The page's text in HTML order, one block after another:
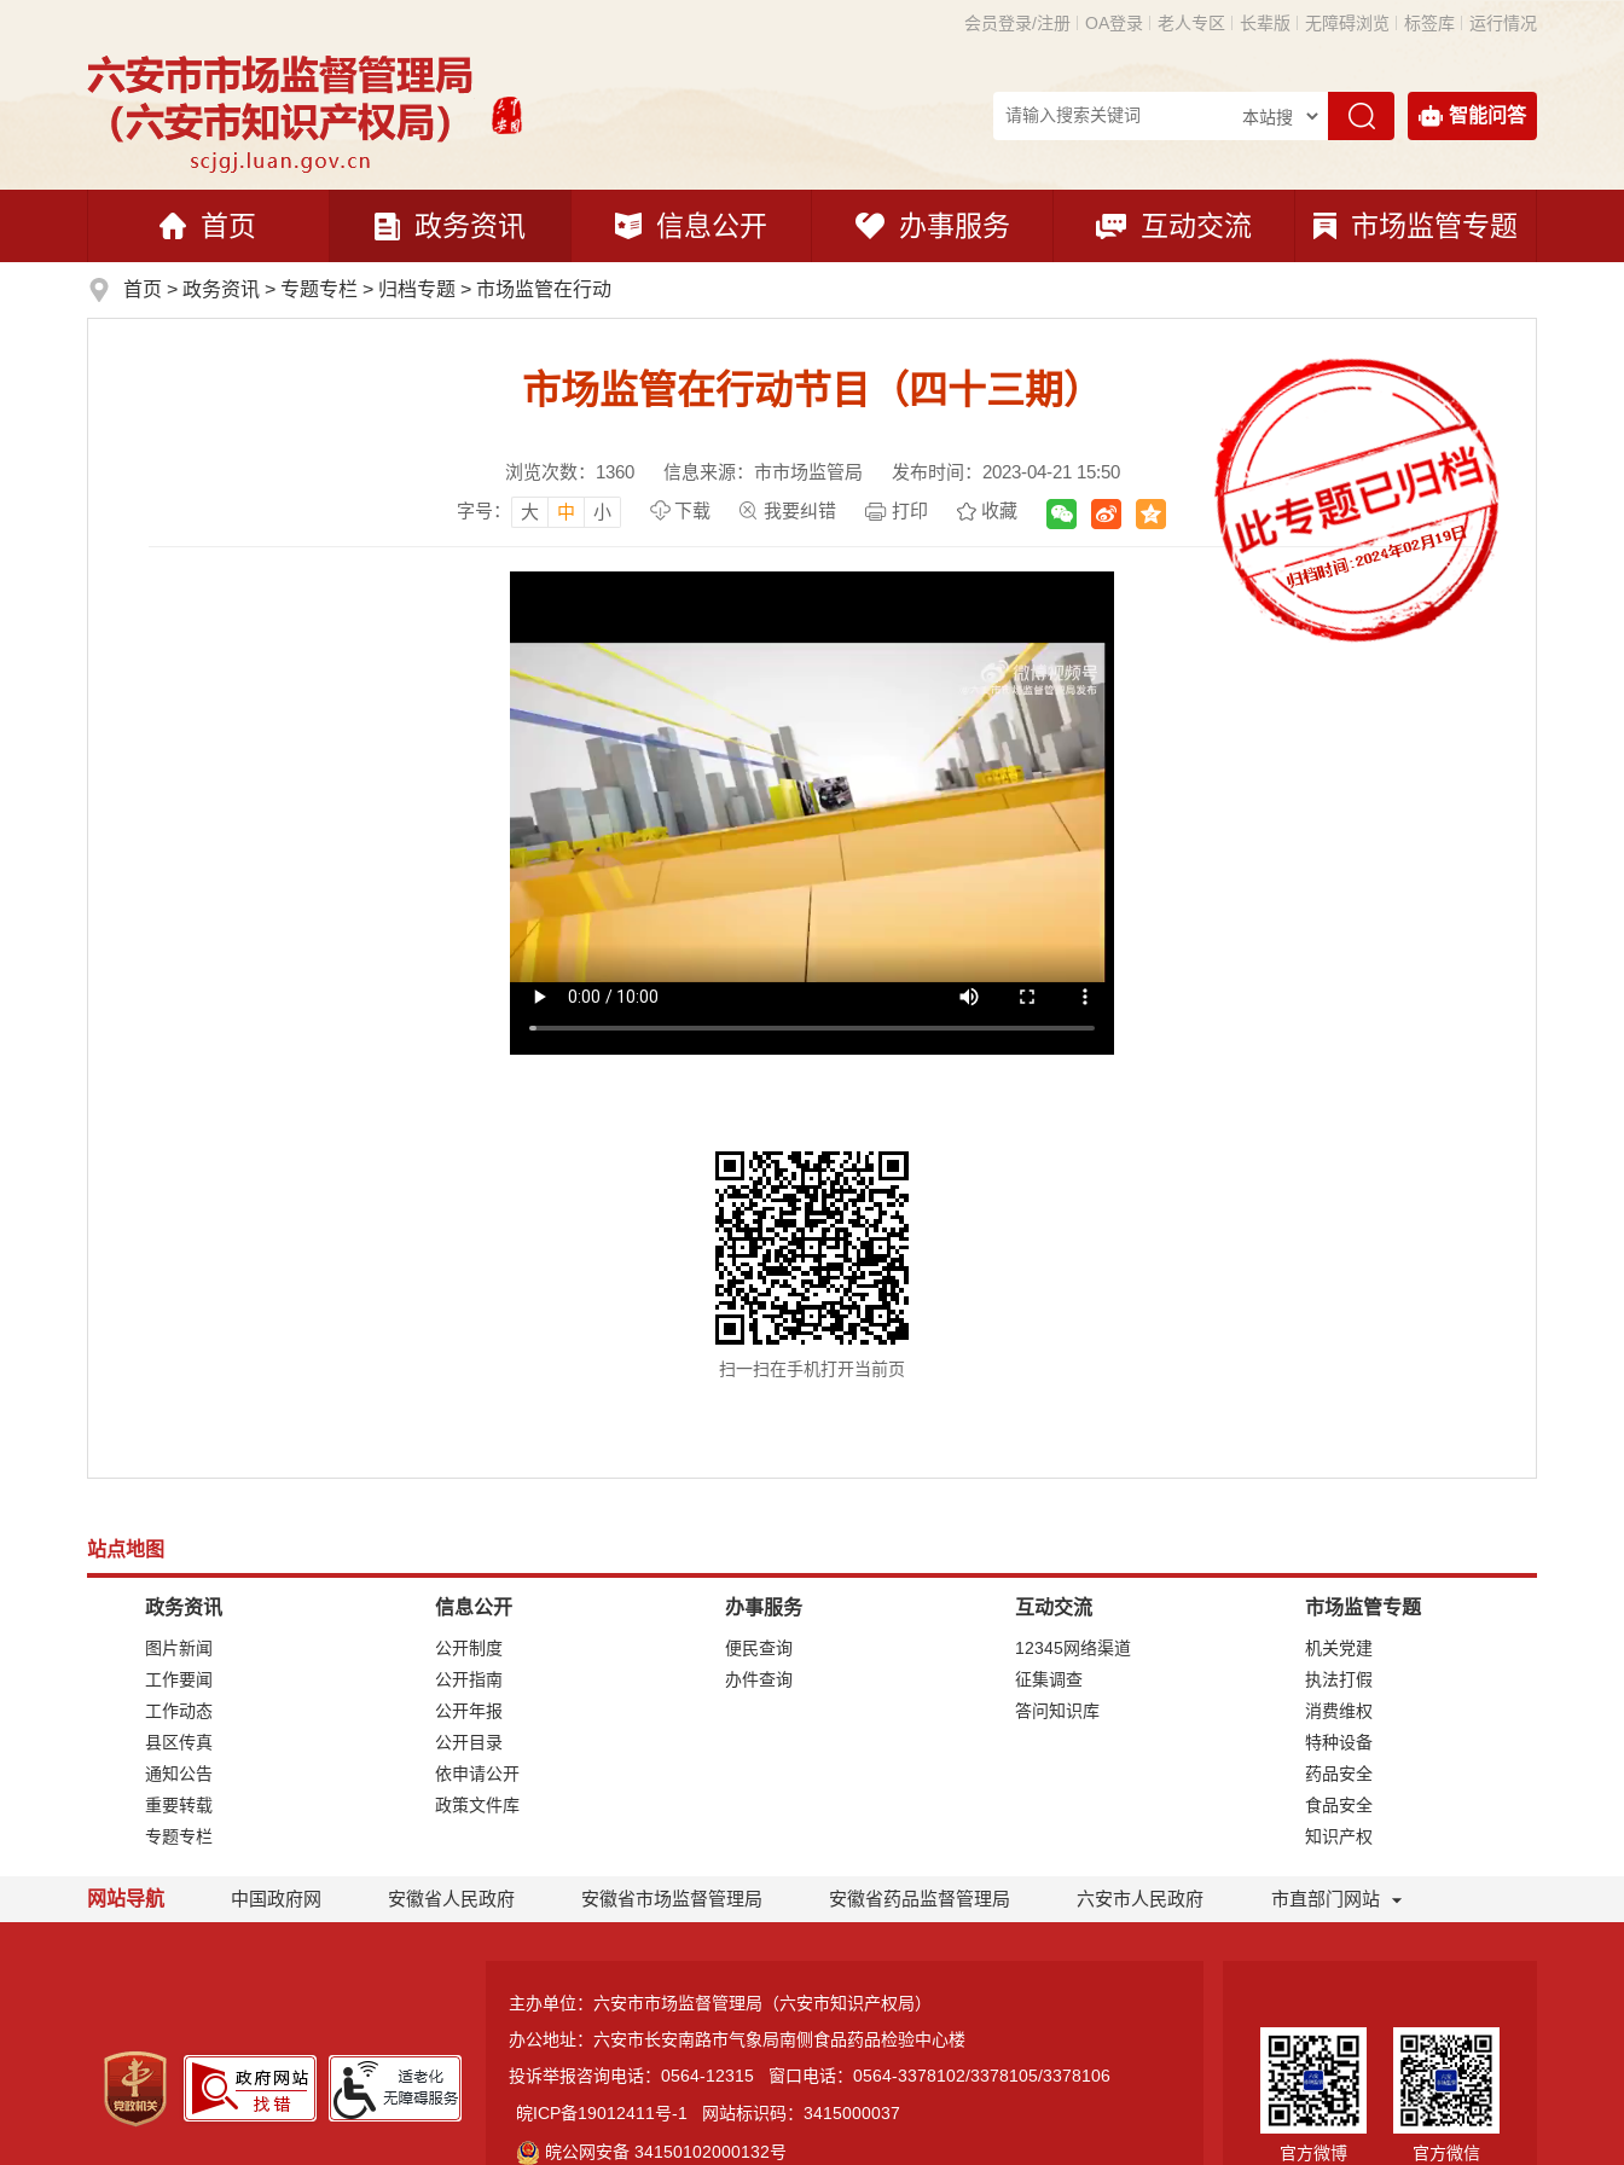
会员登录/注册 OA登录 老人专区 长辈版 无障碍浏览 标签库 运行情况
智能问答
首页 政务资讯 信息公开 办事服务 互动交流 市场监管专题
首页 > 政务资讯 > 专题专栏 > 归档专题 > 市场监管在行动
市场监管在行动节目（四十三期）
浏览次数： 1360 信息来源：市市场监管局
发布时间：2023-04-21 15:50
字号：
大 中 小 下载 我要纠错 打印 收藏
扫一扫在手机打开当前页
站点地图
政务资讯
图片新闻
工作要闻
工作动态
县区传真
通知公告
重要转载
专题专栏
信息公开
公开制度
公开指南
公开年报
公开目录
依申请公开
政策文件库
办事服务
便民查询
办件查询
互动交流
12345网络渠道
征集调查
答问知识库
市场监管专题
机关党建
执法打假
消费维权
特种设备
药品安全
食品安全
知识产权
网站导航 中国政府网 安徽省人民政府 安徽省市场监督管理局 安徽省药品监督管理局 六安市人民政府 市直部门网站
主办单位：六安市市场监督管理局（六安市知识产权局）
办公地址：六安市长安南路市气象局南侧食品药品检验中心楼
投诉举报咨询电话：0564-12315
窗口电话：0564-3378102/3378105/3378106
皖ICP备19012411号-1
网站标识码：3415000037
皖公网安备 34150102000132号
官方微博 官方微信